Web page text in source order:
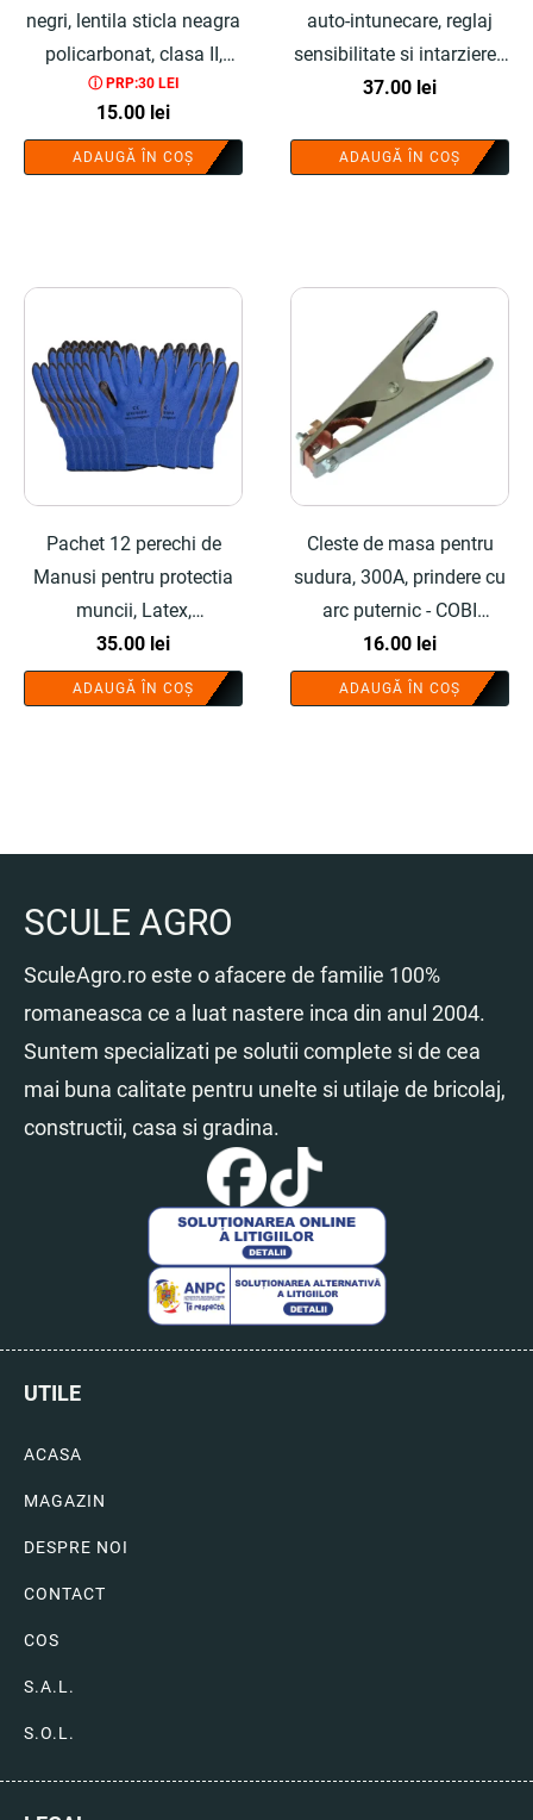
negri, lentila sticla neagra
policarbonat, clasa II,
lungime reglabila - COBI
SMART®
ⓘ PRP:30 LEI
15.00 lei
ADAUGĂ ÎN COȘ
auto-intunecare, reglaj
sensibilitate si intarziere -
COBI SMART®
37.00 lei
ADAUGĂ ÎN COȘ
Pachet 12 perechi de
Manusi pentru protectia
muncii, Latex,
Albastru/Negru, nr.10 -
COBI SMART®
35.00 lei
ADAUGĂ ÎN COȘ
Cleste de masa pentru
sudura, 300A, prindere cu
arc puternic - COBI
SMART®
16.00 lei
ADAUGĂ ÎN COȘ
SCULE AGRO
SculeAgro.ro este o afacere de familie 100%
romaneasca ce a luat nastere inca din anul 2004.
Suntem specializati pe solutii complete si de cea
mai buna calitate pentru unelte si utilaje de bricolaj,
constructii, casa si gradina.
UTILE
ACASA
MAGAZIN
DESPRE NOI
CONTACT
COS
S.A.L.
S.O.L.